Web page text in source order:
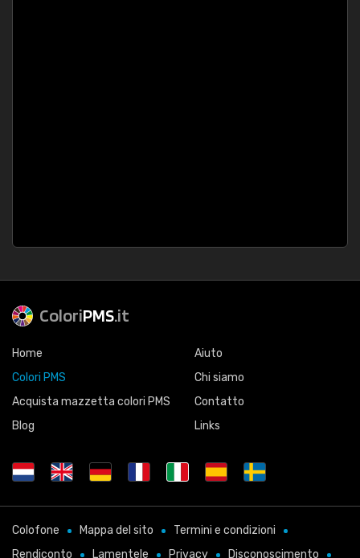
ColoriPMS.it
Home
Colori PMS
Acquista mazzetta colori PMS
Blog
Aiuto
Chi siamo
Contatto
Links
Colofone Mappa del sito
Termini e condizioni
Rendiconto
Lamentele Privacy Disconoscimento